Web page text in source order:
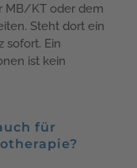
MB/KT oder dem
Steht dort ein
sofort. Ein
ist kein
für